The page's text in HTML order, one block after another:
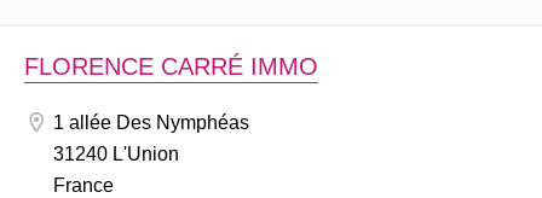
FLORENCE CARRÉ IMMO
1 allée Des Nymphéas
31240 L'Union
France